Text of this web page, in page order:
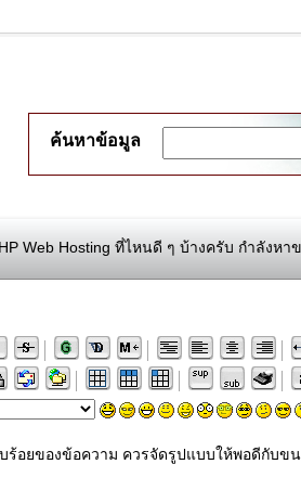
ค้นหาข้อมูล
Web Hosting ที่ไหนดี ๆ บ้างครับ กำลังหา
บร้อยของข้อความ ควรจัดรูปแบบให้พอดีกับ